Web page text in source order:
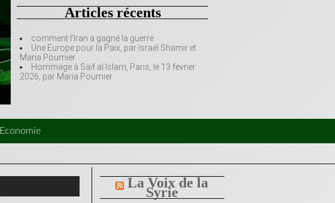
Articles récents
comment l’Iran a gagné la guerre
Une Europe pour la Paix, par Israël Shamir et
Maria Poumier
Hommage à Saif al Islam, Paris, le 13 février
2026, par Maria Poumier
Economie
La Voix de la
Syrie